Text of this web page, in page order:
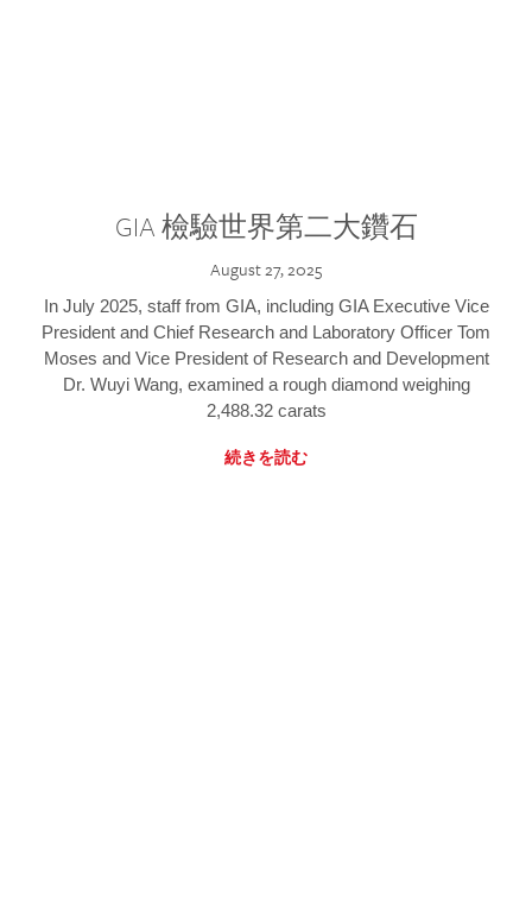
GIA 檢驗世界第二大鑽石
August 27, 2025
In July 2025, staff from GIA, including GIA Executive Vice
President and Chief Research and Laboratory Officer Tom
Moses and Vice President of Research and Development
Dr. Wuyi Wang, examined a rough diamond weighing
2,488.32 carats
続きを読む